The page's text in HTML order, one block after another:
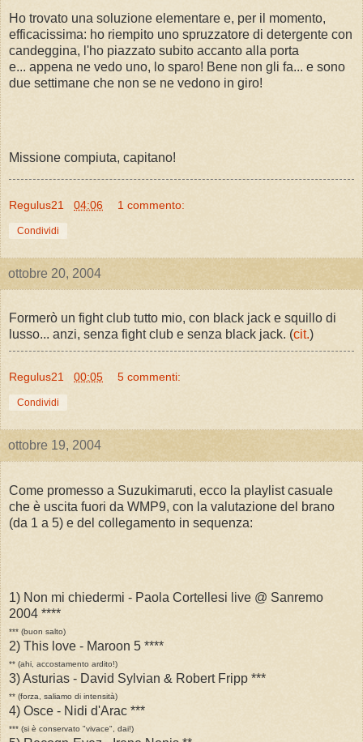
Ho trovato una soluzione elementare e, per il momento,
efficacissima: ho riempito uno spruzzatore di detergente con
candeggina, l'ho piazzato subito accanto alla porta
e... appena ne vedo uno, lo sparo! Bene non gli fa... e sono
due settimane che non se ne vedono in giro!
Missione compiuta, capitano!
Regulus21 04:06 1 commento:
Condividi
ottobre 20, 2004
Formerò un fight club tutto mio, con black jack e squillo di
lusso... anzi, senza fight club e senza black jack. (cit.)
Regulus21 00:05 5 commenti:
Condividi
ottobre 19, 2004
Come promesso a Suzukimaruti, ecco la playlist casuale
che è uscita fuori da WMP9, con la valutazione del brano
(da 1 a 5) e del collegamento in sequenza:
1) Non mi chiedermi - Paola Cortellesi live @ Sanremo
2004 ****
*** (buon salto)
2) This love - Maroon 5 ****
** (ahi, accostamento ardito!)
3) Asturias - David Sylvian & Robert Fripp ***
** (forza, saliamo di intensità)
4) Osce - Nidi d'Arac ***
*** (si è conservato "vivace", dai!)